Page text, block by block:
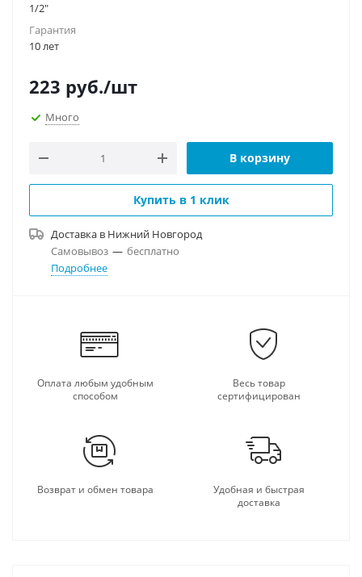
1/2"
Гарантия
10 лет
223 руб./шт
Много
В корзину
Купить в 1 клик
Доставка в Нижний Новгород
Самовывоз — бесплатно
Подробнее
Оплата любым удобным
способом
Весь товар
сертифицирован
Возврат и обмен товара
Удобная и быстрая
доставка